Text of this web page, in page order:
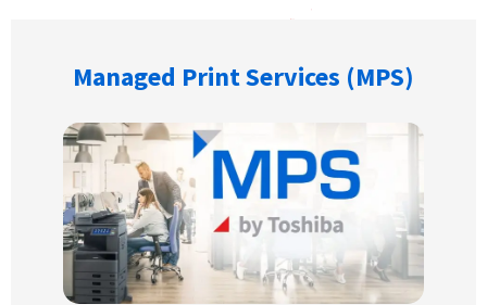
Managed Print Services (MPS)